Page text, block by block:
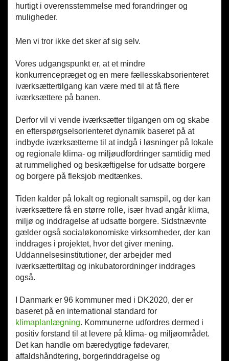
hurtigt i overensstemmelse med forandringer og
muligheder.
Men vi tror ikke det sker af sig selv.
Vores udgangspunkt er, at et mindre
konkurrencepræget og en mere fællesskabsorienteret
iværksættertilgang kan være med til at få flere
iværksættere på banen.
Derfor vil vi vende iværksætter tilgangen om og skabe
en efterspørgselsorienteret dynamik baseret på at
indbyde iværksætterne til at indgå i løsninger på lokale
og regionale klima- og miljøudfordringer samtidig med
at rummelighed og beskæftigelse for udsatte borgere
og borgere på fleksjob medtænkes.
Tiden kalder på lokalt og regionalt samspil, og der kan
iværksættere få en større rolle, især hvad angår klima,
miljø og inddragelse af udsatte borgere. Sidstnævnte
gælder også socialøkonomiske virksomheder, der kan
inddrages i projektet, hvor det giver mening.
Uddannelsesinstitutioner, der arbejder med
iværksættertiltag og inkubatorordninger inddrages
også.
I Danmark er 96 kommuner med i DK2020, der er
baseret på en international standard for
klimaplanlægning. Kommunerne udfordres dermed i
positiv forstand til at levere på klima- og miljøområdet.
Det kan handle om bæredygtige fødevarer,
affaldshåndtering, borgerinddragelse og